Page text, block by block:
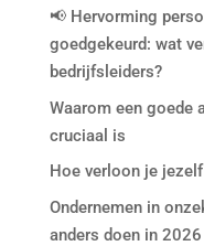
📢 Hervorming
goedgekeurd: wat
bedrijfsleiders?
Waarom een goede
cruciaal is
Hoe verloon je
Ondernemen in
anders doen in 2026